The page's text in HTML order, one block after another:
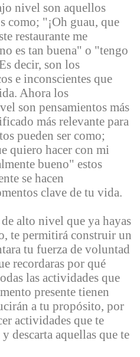
nivel son aquellos
como; "¡Oh guau, que
restaurante me
es tan buena" o "tengo
decir, son los
e inconscientes que
Ahora los
son pensamientos más
más relevante para
pueden ser como;
quiero hacer con mi
bueno" estos
se hacen
clave de tu vida.
alto nivel que ya hayas
te permitirá construir un
tu fuerza de voluntad
recordaras por qué
las actividades que
presente tienen
a tu propósito, por
actividades que te
descarta aquellas que te